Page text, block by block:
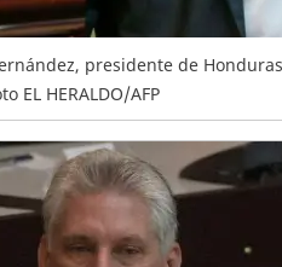
presidente de
EL HERALDO/AFP